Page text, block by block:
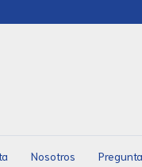
Nosotros